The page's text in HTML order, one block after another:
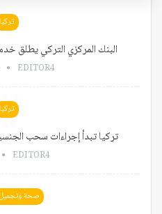
تركيا
البنك المركزي التركي يطلق
EDITOR4
تركيا
تركيا تبدأ إجراءات سحب
EDITOR4
صحة وتجميل